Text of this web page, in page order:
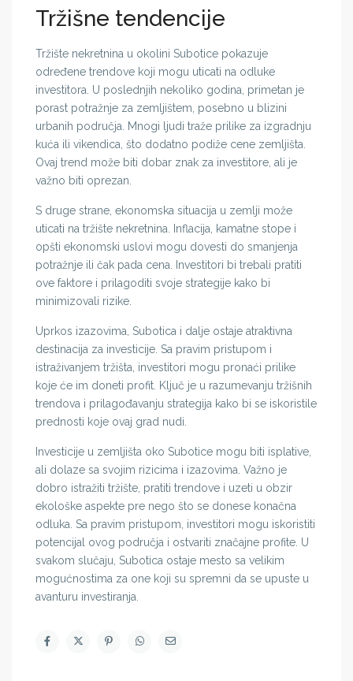
Tržišne tendencije
Tržište nekretnina u okolini Subotice pokazuje
određene trendove koji mogu uticati na odluke
investitora. U poslednjih nekoliko godina, primetan je
porast potražnje za zemljištem, posebno u blizini
urbanih područja. Mnogi ljudi traže prilike za izgradnju
kuća ili vikendica, što dodatno podiže cene zemljišta.
Ovaj trend može biti dobar znak za investitore, ali je
važno biti oprezan.
S druge strane, ekonomska situacija u zemlji može
uticati na tržište nekretnina. Inflacija, kamatne stope i
opšti ekonomski uslovi mogu dovesti do smanjenja
potražnje ili čak pada cena. Investitori bi trebali pratiti
ove faktore i prilagoditi svoje strategije kako bi
minimizovali rizike.
Uprkos izazovima, Subotica i dalje ostaje atraktivna
destinacija za investicije. Sa pravim pristupom i
istraživanjem tržišta, investitori mogu pronaći prilike
koje će im doneti profit. Ključ je u razumevanju tržišnih
trendova i prilagođavanju strategija kako bi se iskoristile
prednosti koje ovaj grad nudi.
Investicije u zemljišta oko Subotice mogu biti isplative,
ali dolaze sa svojim rizicima i izazovima. Važno je
dobro istražiti tržište, pratiti trendove i uzeti u obzir
ekološke aspekte pre nego što se donese konačna
odluka. Sa pravim pristupom, investitori mogu iskoristiti
potencijal ovog područja i ostvariti značajne profite. U
svakom slučaju, Subotica ostaje mesto sa velikim
mogućnostima za one koji su spremni da se upuste u
avanturu investiranja.